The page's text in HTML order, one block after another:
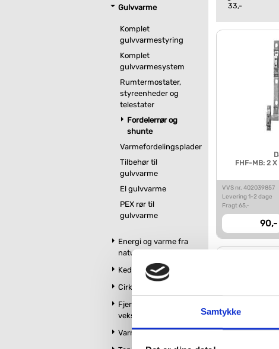
Samtykke
Gulvvarme
Komplet
gulvvarmestyring
Komplet
gulvvarmesystem
Rumtermostater,
styreenheder og
telestater
Fordelerrør og
shunte
Varmefordelingsplader
Tilbehør til
gulvvarme
El gulvvarme
PEX rør til
gulvvarme
Energi og varme fra
naturen
Kedler og Fyr
Cirkulationspumper
Fjernvarmeunit og
vekslere
Varmtvandsbeholder
33,-
FHF-MB: 2
VVS nr. 402039857
Levering 1-2 dage
Fragt 65,-
90,-